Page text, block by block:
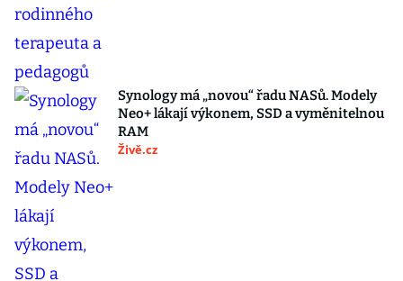
Synology má „novou“ řadu NASů. Modely
Neo+ lákají výkonem, SSD a vyměnitelnou
RAM
Živě.cz